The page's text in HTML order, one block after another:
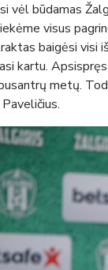
vėl būdamas
visus
baigėsi visi
kartu.
metų.